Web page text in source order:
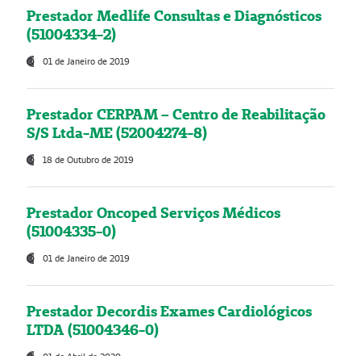
Prestador Medlife Consultas e Diagnósticos
(51004334-2)
01 de Janeiro de 2019
Prestador CERPAM – Centro de Reabilitação
S/S Ltda-ME (52004274-8)
18 de Outubro de 2019
Prestador Oncoped Serviços Médicos
(51004335-0)
01 de Janeiro de 2019
Prestador Decordis Exames Cardiológicos
LTDA (51004346-0)